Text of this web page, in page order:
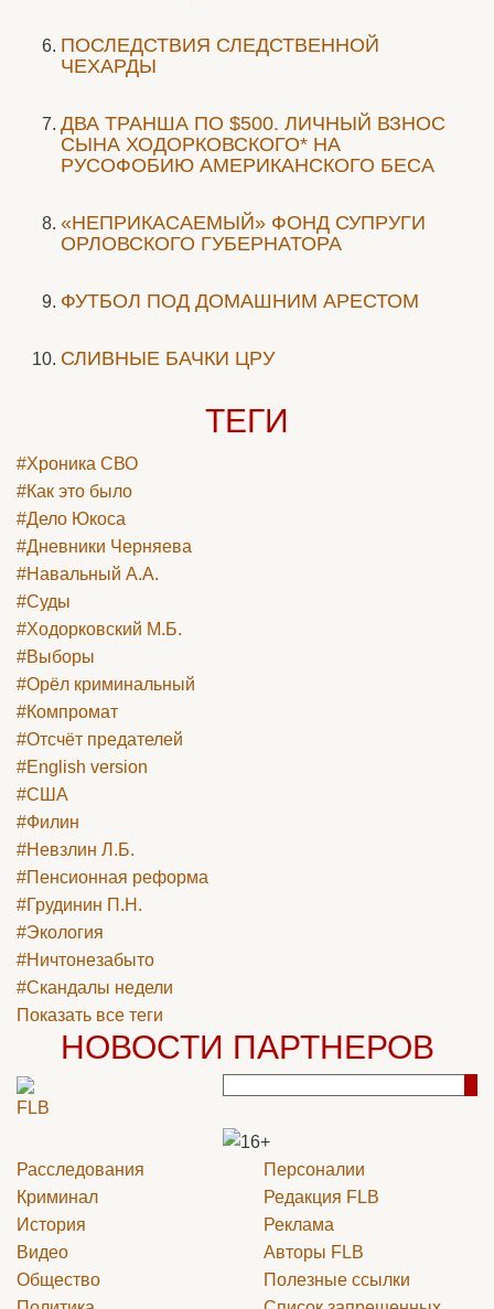
ПОСЛЕДСТВИЯ СЛЕДСТВЕННОЙ
ЧЕХАРДЫ
ДВА ТРАНША ПО $500. ЛИЧНЫЙ ВЗНОС
СЫНА ХОДОРКОВСКОГО* НА
РУСОФОБИЮ АМЕРИКАНСКОГО БЕСА
«НЕПРИКАСАЕМЫЙ» ФОНД СУПРУГИ
ОРЛОВСКОГО ГУБЕРНАТОРА
ФУТБОЛ ПОД ДОМАШНИМ АРЕСТОМ
СЛИВНЫЕ БАЧКИ ЦРУ
ТЕГИ
#Хроника СВО
#Как это было
#Дело Юкоса
#Дневники Черняева
#Навальный А.А.
#Суды
#Ходорковский М.Б.
#Выборы
#Орёл криминальный
#Компромат
#Отсчёт предателей
#English version
#США
#Филин
#Невзлин Л.Б.
#Пенсионная реформа
#Грудинин П.Н.
#Экология
#Ничтонезабыто
#Скандалы недели
Показать все теги
НОВОСТИ ПАРТНЕРОВ
Расследования
Криминал
История
Видео
Общество
Персоналии
Редакция FLB
Реклама
Авторы FLB
Полезные ссылки